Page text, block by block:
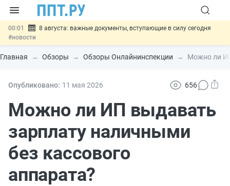
00:01
8 августа: важные документы, вступающие в силу сегодня
#новости
07.08 Подписан закон о блокировке продажи опасных товаров через
«Честный знак»#новости
07.08 Госпошлину за устранение ошибок в документах предлагают
07.08
Разработают единые критерии трудовых и ГПХ-
отношений #новости
Главная Обзоры Обзоры Онлайнинспекции Можно ли
Опубликовано: 11 мая 2026 656
Можно ли ИП выдавать
зарплату наличными
без кассового
аппарата?